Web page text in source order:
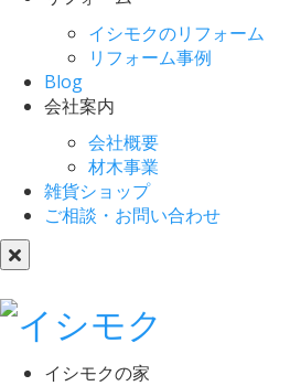
イシモクのリフォーム
リフォーム事例
Blog
会社案内
会社概要
材木事業
雑貨ショップ
ご相談・お問い合わせ
イシモクの家